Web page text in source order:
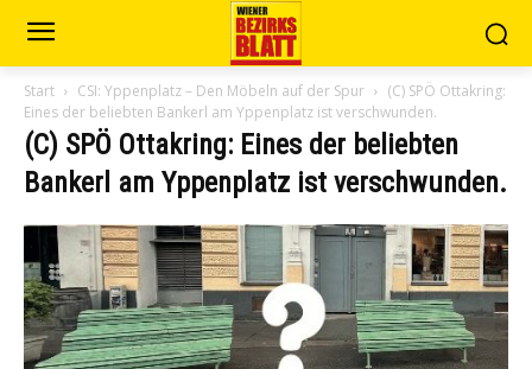
Start CSI: Yppenplatz – Den Möbeln auf der Spur
(C) SPÖ Ottakring:
Eines der beliebten Bankerl am Yppenplatz ist verschwunden.
(C) SPÖ Ottakring: Eines der beliebten
Bankerl am Yppenplatz ist verschwunden.